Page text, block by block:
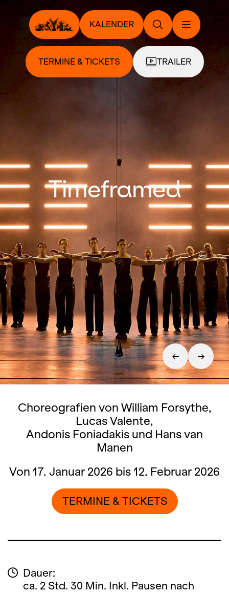
KALENDER
TERMINE & TICKETS TRAILER
Timeframed
Choreografien von William Forsythe,
Lucas Valente,
Andonis Foniadakis und Hans van
Manen
Von 17. Januar 2026 bis 12. Februar 2026
TERMINE & TICKETS
Dauer:
ca. 2 Std. 30 Min. Inkl. Pausen nach